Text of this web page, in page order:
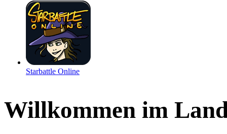
Starbattle Online
Willkommen im